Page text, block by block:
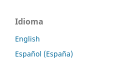
Idioma
English
Español (España)